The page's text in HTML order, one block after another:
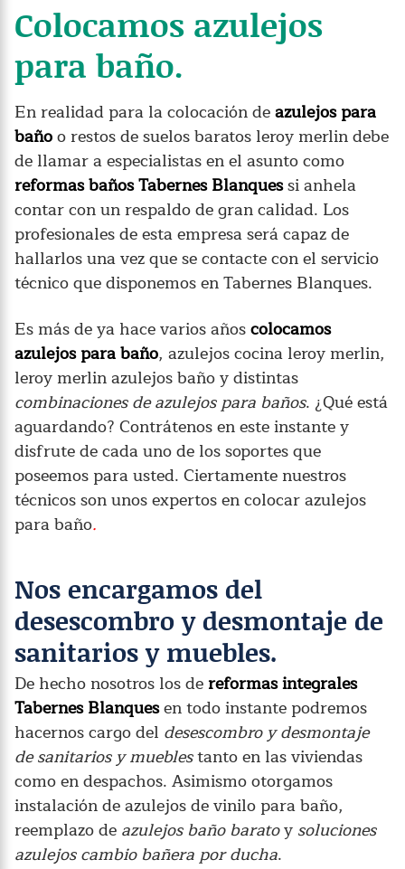
Colocamos azulejos
para baño.
En realidad para la colocación deazulejos para
bañoo restos de suelos baratos leroy merlin debe
de llamar a especialistas en el asunto como
reformas baños Tabernes Blanquessi anhela
contar con un respaldo de gran calidad. Los
profesionales de esta empresa será capaz de
hallarlos una vez que se contacte con el servicio
técnico que disponemos en Tabernes Blanques.
Es más de ya hace varios añoscolocamos
azulejos para baño, azulejos cocina leroy merlin,
leroy merlin azulejos baño y distintas
combinaciones de azulejos para baños. ¿Qué está
aguardando? Contrátenos en este instante y
disfrute de cada uno de los soportes que
poseemos para usted. Ciertamente nuestros
técnicos son unos expertos en colocar azulejos
para baño.
Nos encargamos del
desescombro y desmontaje de
sanitarios y muebles.
De hecho nosotros los dereformas integrales
Tabernes Blanquesen todo instante podremos
hacernos cargo del desescombro y desmontaje
de sanitarios y mueblestanto en las viviendas
como en despachos. Asimismo otorgamos
instalación de azulejos de vinilo para baño,
reemplazo de azulejos baño baratoy soluciones
azulejos cambio bañera por ducha.